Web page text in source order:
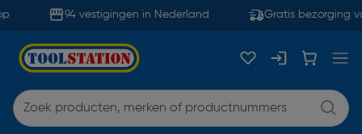
94 vestigingen in Nederland Gratis bezorging